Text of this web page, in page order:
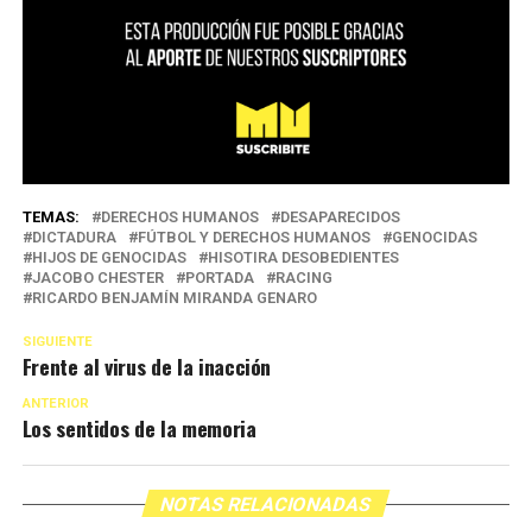
TEMAS: DERECHOS HUMANOS
DESAPARECIDOS
DICTADURA
FÚTBOL Y DERECHOS HUMANOS
GENOCIDAS
HIJOS DE GENOCIDAS
HISOTIRA DESOBEDIENTES
JACOBO CHESTER
PORTADA
RACING
RICARDO BENJAMÍN MIRANDA GENARO
SIGUIENTE
Frente al virus de la inacción
ANTERIOR
Los sentidos de la memoria
NOTAS RELACIONADAS